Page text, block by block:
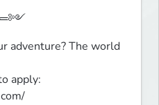
adventure? The world
apply: